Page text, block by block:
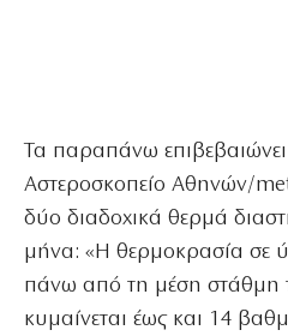
Τα παραπάνω επιβεβαιώνει
Αστεροσκοπείο Αθηνών/
δύο διαδοχικά θερμά
μήνα: «Η θερμοκρασία σε
πάνω από τη μέση στάθμη
κυμαίνεται έως και 14